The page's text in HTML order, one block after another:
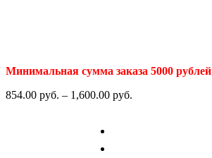
Минимальная сумма заказа 5000 рублей
854.00 руб. – 1,600.00 руб.